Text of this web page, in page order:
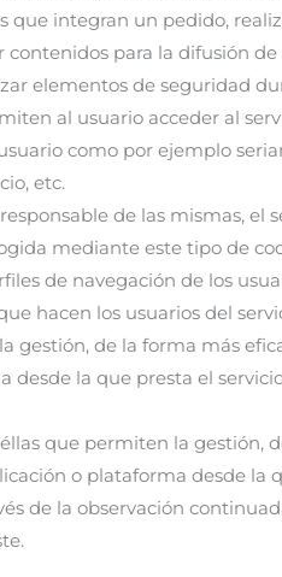
que integran un pedido,
para la difusión
elementos de seguridad
al usuario acceder al
como por ejemplo
etc.
de las mismas,
mediante este tipo de
de navegación de los
hacen los usuarios del
gestión, de la forma más
la que presta el
que permiten la gestión,
o plataforma desde la
de la observación